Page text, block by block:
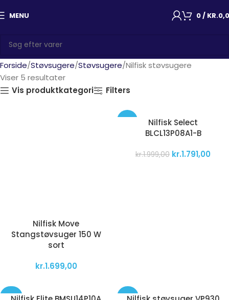
MENU 0/ KR.
Forside Støvsugere Støvsugere Nilfisk støvsugere
Viser 5 resultater
Vis produktkategori
Filters
Nilfisk Move
Stangstøvsuger 150 W
sort
kr.1.699,00
Nilfisk Select
BLCL13P08A1-B
kr.1.999,00 kr.1.791,00
-24% -38%